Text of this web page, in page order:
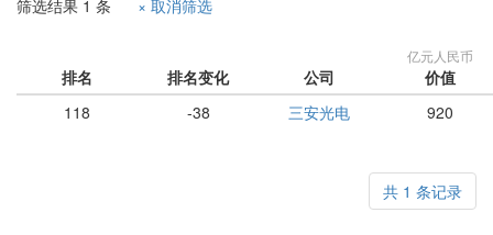
筛选结果 1 条 × 取消筛选
排名 排名变化 公司
亿元人民币
价值
118
-38 三安光电 920
共 1 条记录